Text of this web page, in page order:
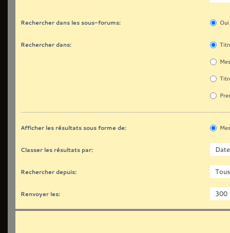
Rechercher dans les sous-forums: Oui
Rechercher dans:
Afficher les résultats sous forme de:
Classer les résultats par:
Rechercher depuis:
Renvoyer les: